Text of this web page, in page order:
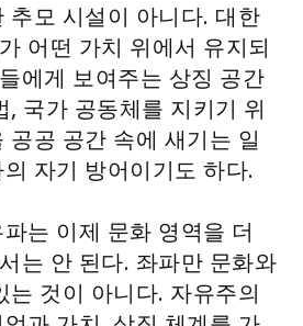
추모 시설이 아니다. 대한
어떤 가치 위에서 유지되
에게 보여주는 상징 공간
, 국가 공동체를 지키기 위
공공 공간 속에 새기는 일
자기 방어이기도 하다.
는 이제 문화 영역을 더
는 안 된다. 좌파만 문화와
는 것이 아니다. 자유주의